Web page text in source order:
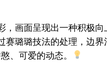
画面呈现出一种积极向
璐璐技法的处理，边
、可爱的动态。